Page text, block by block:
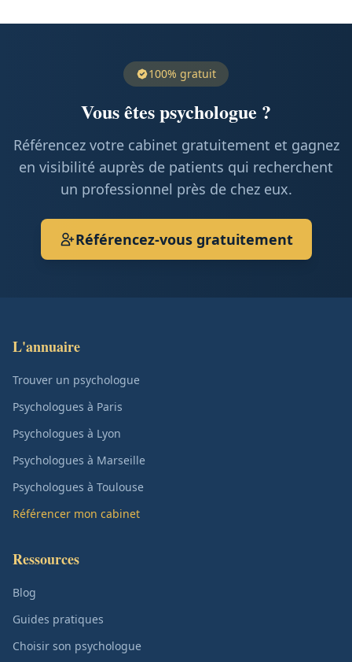
100% gratuit
Vous êtes psychologue ?
Référencez votre cabinet gratuitement et gagnez
en visibilité auprès de patients qui recherchent
un professionnel près de chez eux.
Référencez-vous gratuitement
L'annuaire
Trouver un psychologue
Psychologues à Paris
Psychologues à Lyon
Psychologues à Marseille
Psychologues à Toulouse
Référencer mon cabinet
Ressources
Blog
Guides pratiques
Choisir son psychologue